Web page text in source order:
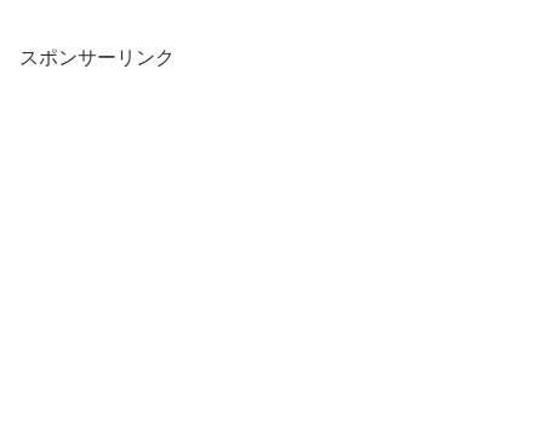
スポンサーリンク